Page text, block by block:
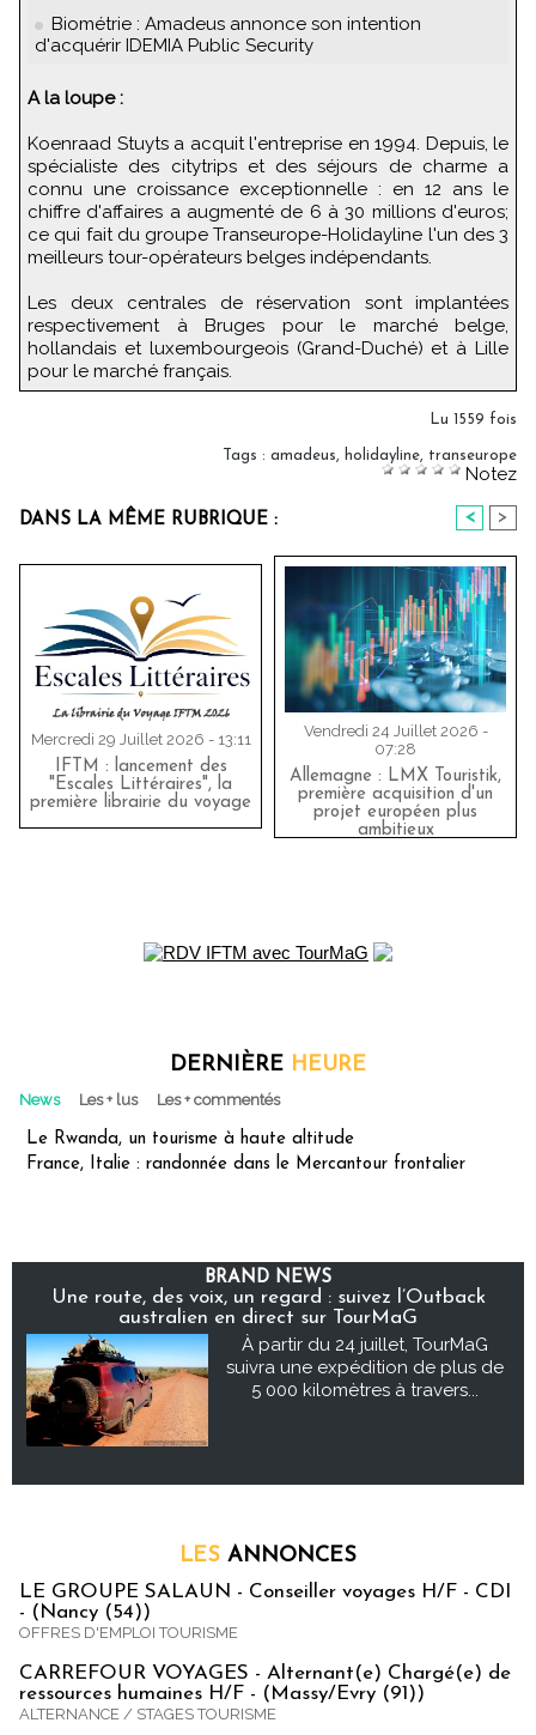
Biométrie : Amadeus annonce son intention
d'acquérir IDEMIA Public Security
A la loupe :
Koenraad Stuyts a acquit l'entreprise en 1994. Depuis, le
spécialiste des citytrips et des séjours de charme a
connu une croissance exceptionnelle : en 12 ans le
chiffre d'affaires a augmenté de 6 à 30 millions d'euros;
ce qui fait du groupe Transeurope-Holidayline l'un des 3
meilleurs tour-opérateurs belges indépendants.
Les deux centrales de réservation sont implantées
respectivement à Bruges pour le marché belge,
hollandais et luxembourgeois (Grand-Duché) et à Lille
pour le marché français.
Lu 1559 fois
Tags : amadeus, holidayline, transeurope
Notez
DANS LA MÊME RUBRIQUE : < >
Mercredi 29 Juillet 2026 - 13:11
IFTM : lancement des
"Escales Littéraires", la
première librairie du voyage
Vendredi 24 Juillet 2026 -
07:28
Allemagne : LMX Touristik,
première acquisition d'un
projet européen plus
ambitieux
DERNIÈRE HEURE
News Les + lus Les + commentés
Le Rwanda, un tourisme à haute altitude
France, Italie : randonnée dans le Mercantour frontalier
BRAND NEWS
Une route, des voix, un regard : suivez l’Outback
australien en direct sur TourMaG
À partir du 24 juillet, TourMaG
suivra une expédition de plus de
5 000 kilomètres à travers...
LES ANNONCES
LE GROUPE SALAUN - Conseiller voyages H/F - CDI
- (Nancy (54))
OFFRES D'EMPLOI TOURISME
CARREFOUR VOYAGES - Alternant(e) Chargé(e) de
ressources humaines H/F - (Massy/Evry (91))
ALTERNANCE / STAGES TOURISME